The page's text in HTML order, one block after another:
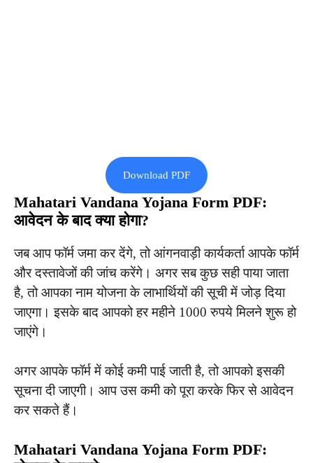
Download PDF
Mahatari Vandana Yojana Form PDF:
आवेदन के बाद क्या होगा?
जब आप फॉर्म जमा कर देंगे, तो आंगनवाड़ी कार्यकर्ता आपके फॉर्म
और दस्तावेजों की जांच करेंगे। अगर सब कुछ सही पाया जाता
है, तो आपका नाम योजना के लाभार्थियों की सूची में जोड़ दिया
जाएगा। इसके बाद आपको हर महीने 1000 रुपये मिलने शुरू हो
जाएंगे।
अगर आपके फॉर्म में कोई कमी पाई जाती है, तो आपको इसकी
सूचना दी जाएगी। आप उस कमी को पूरा करके फिर से आवेदन
कर सकते हैं।
Mahatari Vandana Yojana Form PDF: